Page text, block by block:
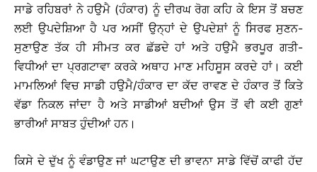
ਸਾਡੇ ਰਹਿਬਰਾਂ ਨੇ ਹਉਮੈ (ਹੰਕਾਰ) ਨੂੰ ਦੀਰਘ ਰੋਗ ਕਹਿ ਕੇ ਇਸ ਤੋਂ ਬਚਣ
ਲਈ ਉਪਦੇਸ਼ਿਆ ਹੈ ਪਰ ਅਸੀਂ ਉਨ੍ਹਾਂ ਦੇ ਉਪਦੇਸ਼ਾਂ ਨੂੰ ਸਿਰਫ ਸੁਣਨ-
ਸੁਣਾਉਣ ਤੱਕ ਹੀ ਸੀਮਤ ਕਰ ਛੱਡਦੇ ਹਾਂ ਅਤੇ ਹਉਮੈ ਭਰਪੂਰ ਗਤੀ-
ਵਿਧੀਆਂ ਦਾ ਪ੍ਰਗਟਾਵਾ ਕਰਕੇ ਅਥਾਹ ਮਾਣ ਮਹਿਸੂਸ ਕਰਦੇ ਹਾਂ। ਕਈ
ਮਾਮਲਿਆਂ ਵਿਚ ਸਾਡੀ ਹਉਮੈ/ਹੰਕਾਰ ਦਾ ਕੱਦ ਰਾਵਣ ਦੇ ਹੰਕਾਰ ਤੋਂ ਕਿਤੇ
ਵੱਡਾ ਨਿਕਲ ਜਾਂਦਾ ਹੈ ਅਤੇ ਸਾਡੀਆਂ ਬਦੀਆਂ ਉਸ ਤੋਂ ਵੀ ਕਈ ਗੁਣਾਂ
ਭਾਰੀਆਂ ਸਾਬਤ ਹੁੰਦੀਆਂ ਹਨ।
ਕਿਸੇ ਦੇ ਦੁੱਖ ਨੂੰ ਵੰਡਾਉਣ ਜਾਂ ਘਟਾਉਣ ਦੀ ਭਾਵਨਾ ਸਾਡੇ ਵਿੱਚੋਂ ਕਾਫੀ ਹੱਦ